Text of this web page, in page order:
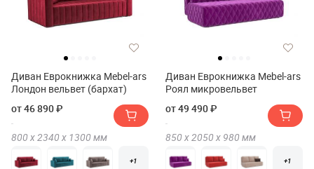
Диван Еврокнижка Mebel-ars
Лондон вельвет (бархат)
от 46 890 ₽
800 х 2340 х 1300 мм
+1
Диван Еврокнижка Mebel-ars
Роял микровельвет
от 49 490 ₽
850 х 2050 х 980 мм
+1